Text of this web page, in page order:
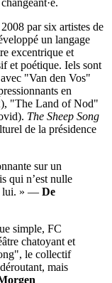
par six artistes de
un langage
excentrique et
et poétique. Iels sont
"Van den Vos"
en
"The Land of Nod"
The Sheep Song
de la présidence
sur un
qui n’est nulle
lui. » — De
simple, FC
chatoyant et
le collectif
mais